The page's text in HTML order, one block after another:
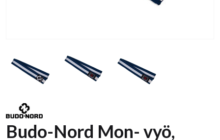
Budo-Nord Mon- vyö,